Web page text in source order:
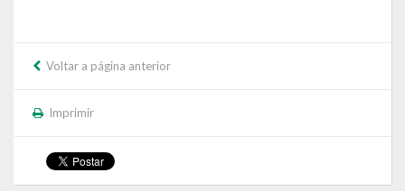
Voltar a página anterior
Imprimir